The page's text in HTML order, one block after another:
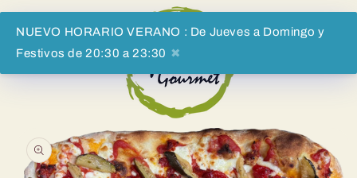
NUEVO HORARIO VERANO : De Jueves a Domingo y
Festivos de 20:30 a 23:30 ✖
ai contenuti
informazioni
sul prodotto